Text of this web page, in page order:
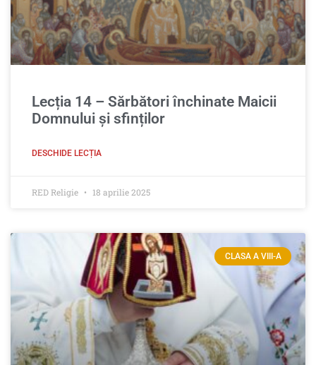
Lecția 14 – Sărbători închinate Maicii
Domnului și sfinților
DESCHIDE LECȚIA
RED Religie 18 aprilie 2025
CLASA A VIII-A